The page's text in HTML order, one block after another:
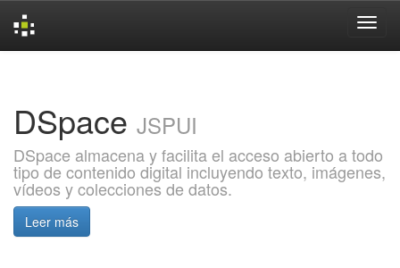
DSpace JSPUI
DSpace almacena y facilita el acceso abierto a todo
tipo de contenido digital incluyendo texto, imágenes,
vídeos y colecciones de datos.
Leer más